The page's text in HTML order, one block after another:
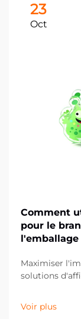
23
Oct
Comment
pour le
l'emballage
Maximiser
solutions
marketing,
grande
Voir plus